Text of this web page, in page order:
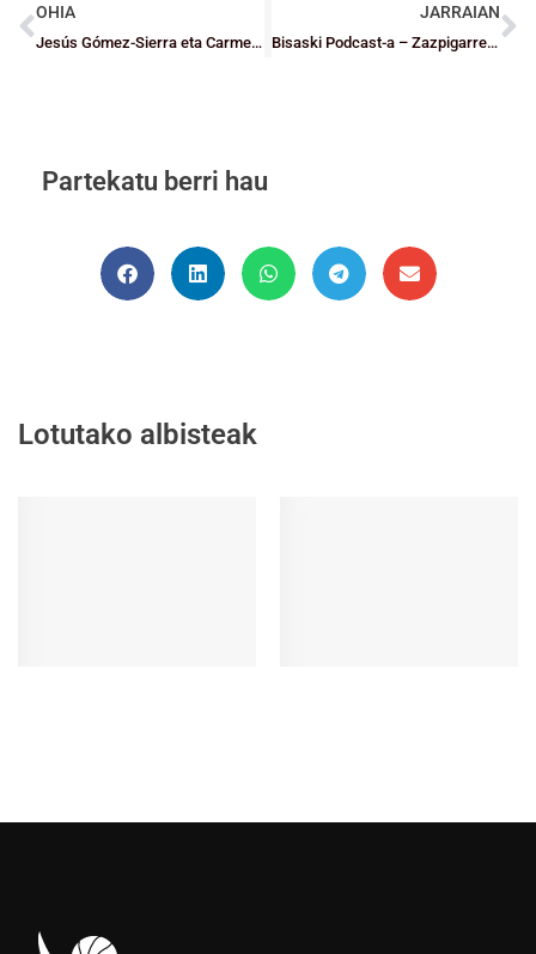
OHIA
Jesús Gómez-Sierra eta Carmen Alcalá hil dira
JARRAIAN
Bisaski Podcast-a – Zazpigarren saioa
Partekatu berri hau
Lotutako albisteak